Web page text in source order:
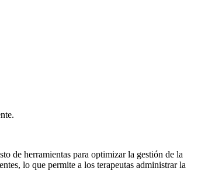
de herramientas para optimizar la gestión de la
lo que permite a los terapeutas administrar la